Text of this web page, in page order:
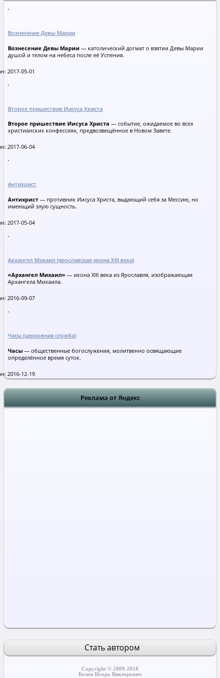
Вознесение Девы Марии
Вознесение Девы Марии — католический догмат о взятии Девы Марии
душой и телом на небеса после её Успения.
2017-05-01
Второе пришествие Иисуса Христа
Второе пришествие Иисуса Христа — событие, ожидаемое во всех
христианских конфессиях, предвозвещённое в Новом Завете.
2017-06-04
Антихрист
Антихрист — противник Иисуса Христа, выдающий себя за Мессию, но
имеющий злую сущность.
2017-05-04
Архангел Михаил (ярославская икона XIII века)
«Архангел Михаил» — икона XIII века из Ярославля, изображающая
Архангела Михаила.
2016-09-07
Часы (церковная служба)
Часы — общественные богослужения, молитвенно освящающие
определённое время суток.
2016-12-19
Реклама от Яндекс
Стать автором
Copyright © 2009-2018
Белов Игорь Викторович